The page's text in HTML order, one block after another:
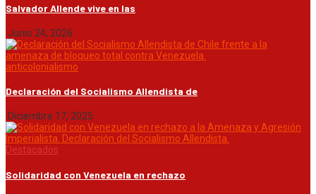
Salvador Allende vive en las
Junio 24, 2026
anticolonialismo
Declaración del Socialismo Allendista de
Diciembre 17, 2025
Destacados
Solidaridad con Venezuela en rechazo